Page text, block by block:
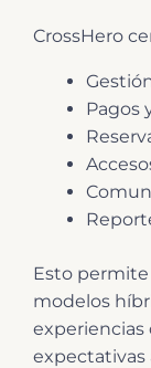
CrossHero
Pagos
Esto
modelos
experiencias
expectativas